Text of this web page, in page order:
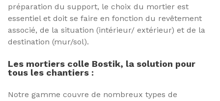
préparation du support, le choix du mortier est
essentiel et doit se faire en fonction du revêtement
associé, de la situation (intérieur/ extérieur) et de la
destination (mur/sol).
Les mortiers colle Bostik, la solution pour
tous les chantiers :
Notre gamme couvre de nombreux types de